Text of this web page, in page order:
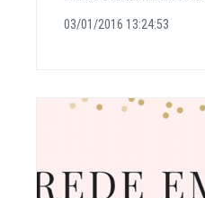
03/01/2016 13:24:53